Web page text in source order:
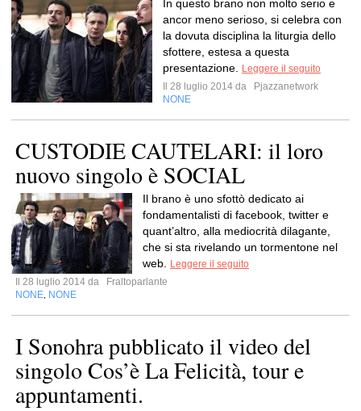
In questo brano non molto serio e
ancor meno serioso, si celebra con
la dovuta disciplina la liturgia dello
sfottere, estesa a questa
presentazione.
Leggere il seguito
Il 28 luglio 2014 da
Pjazzanetwork
NONE
CUSTODIE CAUTELARI: il loro
nuovo singolo è SOCIAL
Il brano è uno sfottò dedicato ai
fondamentalisti di facebook, twitter e
quant’altro, alla mediocrità dilagante,
che si sta rivelando un tormentone nel
web.
Leggere il seguito
Il 28 luglio 2014 da
Fraltoparlante
NONE NONE
I Sonohra pubblicato il video del
singolo Cos’è La Felicità, tour e
appuntamenti.